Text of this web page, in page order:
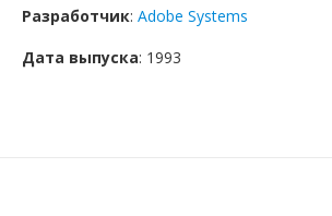
Разработчик: Adobe Systems
Дата выпуска: 1993